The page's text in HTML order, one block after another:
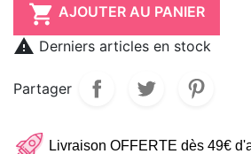
 AJOUTER AU PANIER
 Derniers articles en stock
Partager
Livraison OFFERTE dès 49€